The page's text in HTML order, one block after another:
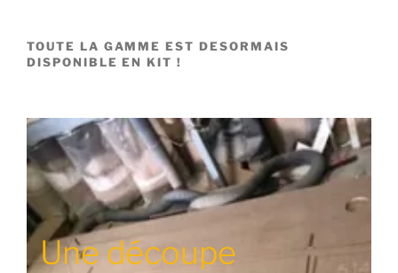
TOUTE LA GAMME EST DESORMAIS
DISPONIBLE EN KIT !
Une découpe